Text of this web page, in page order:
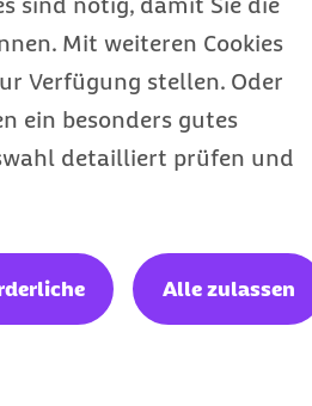
Mit weiteren Cookies
Verfügung stellen. Oder
ein besonders gutes
detailliert prüfen und
Alle zulassen